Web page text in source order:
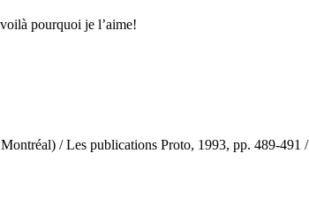
pourquoi je l’aime!
/ Les publications Proto, 1993, pp. 489-